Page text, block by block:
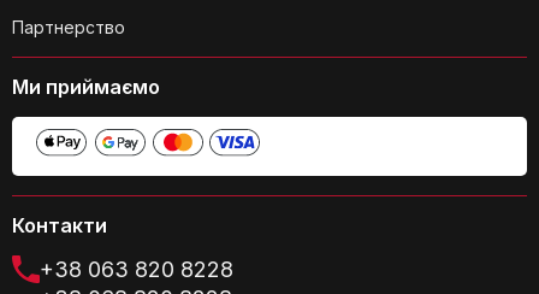
Який тип живлення у триммера?
Контакти
+38 063 820 8228
Партнерство
Ми приймаємо